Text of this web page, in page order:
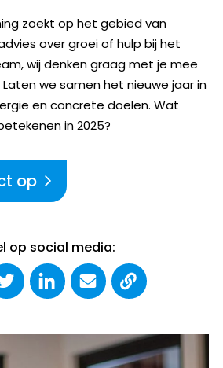
zoekt op het gebied van
over groei of hulp bij het
wij denken graag met je mee
we samen het nieuwe jaar in
en concrete doelen. Wat
in 2025?
op
op social media: